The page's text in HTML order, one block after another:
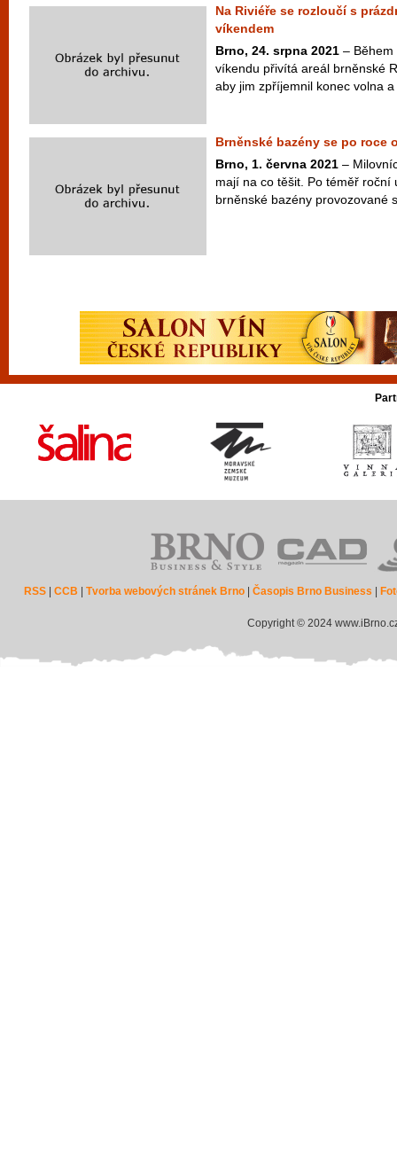
Na Riviéře se rozloučí s
víkendem
Brno, 24. srpna 2021 –
víkendu přivítá areál brněnské
aby jim zpříjemnil konec volna
Brněnské bazény se po roce
Brno, 1. června 2021 –
mají na co těšit. Po téměř roční
brněnské bazény provozované
RSS |CCB |Tvorba webových stránek Brno |Časopis Brno Business
Copyright © 2024